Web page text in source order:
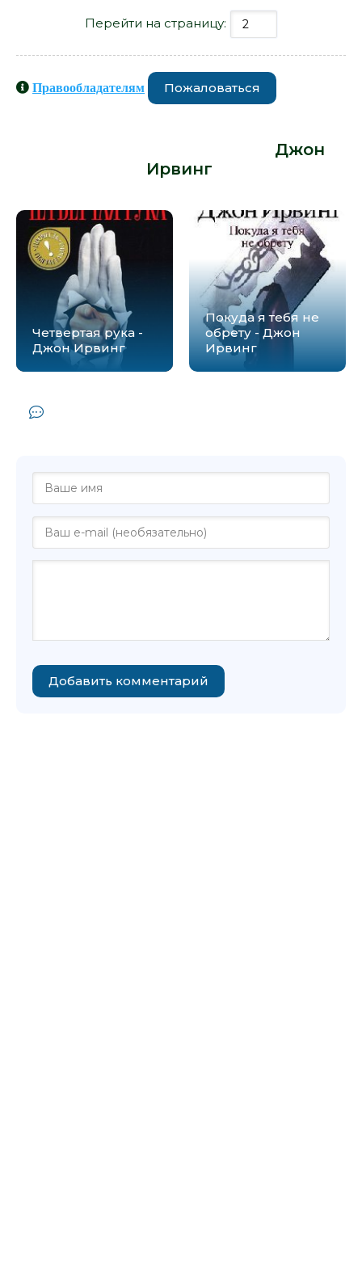
Перейти на страницу:
Правообладателям Пожаловаться
Джон
Ирвинг
Четвертая рука -
Джон Ирвинг
Покуда я тебя не
обрету - Джон
Ирвинг
Добавить комментарий